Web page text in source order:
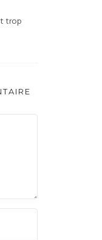
trop